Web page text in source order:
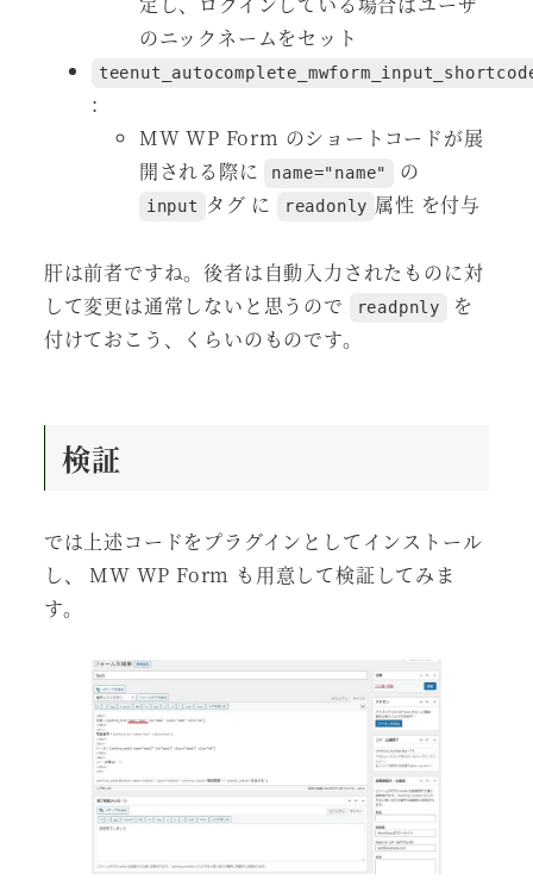
のニックネームをセット
:
MW WP Form のショートコードが展
開される際に
name="name" の
input タグ に readonly 属性 を付与
肝は前者ですね。後者は自動入力されたものに対
して変更は通常しないと思うので
readpnly
を
付けておこう、くらいのものです。
検証
では上述コードをプラグインとしてインストール
し、 MW WP Form も用意して検証してみま
す。